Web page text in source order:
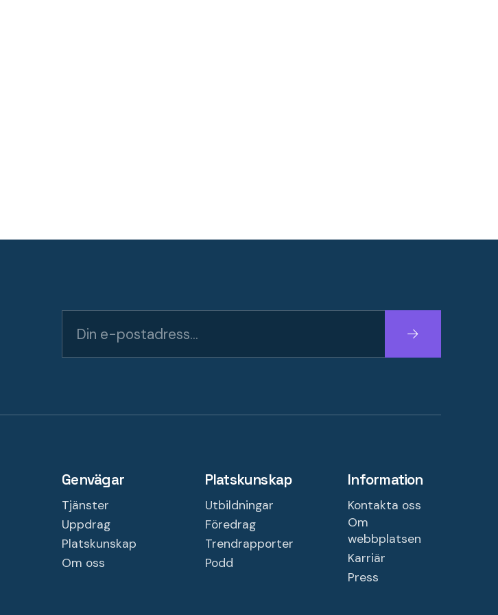
Fortsätt
Genvägar
Tjänster
Uppdrag
Platskunskap
Om oss
Platskunskap
Utbildningar
Föredrag
Trendrapporter
Podd
Information
Kontakta oss
Om
webbplatsen
Karriär
Press